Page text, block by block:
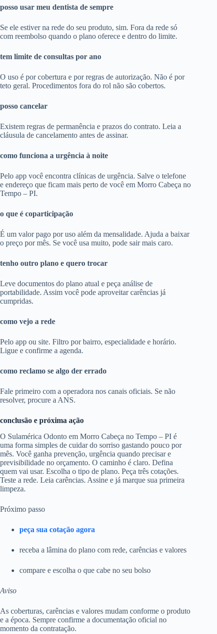
posso usar meu dentista de sempre
Se ele estiver na rede do seu produto, sim. Fora da rede só
com reembolso quando o plano oferece e dentro do limite.
tem limite de consultas por ano
O uso é por cobertura e por regras de autorização. Não é por
teto geral. Procedimentos fora do rol não são cobertos.
posso cancelar
Existem regras de permanência e prazos do contrato. Leia a
cláusula de cancelamento antes de assinar.
como funciona a urgência à noite
Pelo app você encontra clínicas de urgência. Salve o telefone
e endereço que ficam mais perto de você em Morro Cabeça no
Tempo – PI.
o que é coparticipação
É um valor pago por uso além da mensalidade. Ajuda a baixar
o preço por mês. Se você usa muito, pode sair mais caro.
tenho outro plano e quero trocar
Leve documentos do plano atual e peça análise de
portabilidade. Assim você pode aproveitar carências já
cumpridas.
como vejo a rede
Pelo app ou site. Filtro por bairro, especialidade e horário.
Ligue e confirme a agenda.
como reclamo se algo der errado
Fale primeiro com a operadora nos canais oficiais. Se não
resolver, procure a ANS.
conclusão e próxima ação
O Sulamérica Odonto em Morro Cabeça no Tempo – PI é
uma forma simples de cuidar do sorriso gastando pouco por
mês. Você ganha prevenção, urgência quando precisar e
previsibilidade no orçamento. O caminho é claro. Defina
quem vai usar. Escolha o tipo de plano. Peça três cotações.
Teste a rede. Leia carências. Assine e já marque sua primeira
limpeza.
Próximo passo
peça sua cotação agora
receba a lâmina do plano com rede, carências e valores
compare e escolha o que cabe no seu bolso
Aviso
As coberturas, carências e valores mudam conforme o produto
e a época. Sempre confirme a documentação oficial no
momento da contratação.